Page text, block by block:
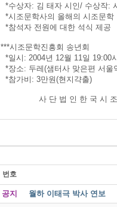
*수상자: 김 태자 시인/ 수상작:
*시조문학사의 올해의 시조문
*참석자 전원에 대한 석식 제공
***시조문학진흥회 송년회
*일시: 2004년 12월 11일 19:00
*장소: 두레(샘터사 맞은편 서울
*참가비: 3만원(현지갹출)
사 단 법 인 한 국 시 조 문
번호
공지 월하 이태극 박사 연보